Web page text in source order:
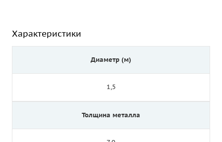
Характеристики
Диаметр (м)
1,5
Толщина металла